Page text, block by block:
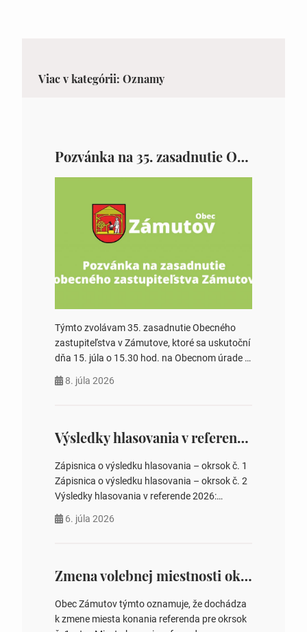
Viac v kategórii: Oznamy
Pozvánka na 35. zasadnutie OZ v Zámutove
Týmto zvolávam 35. zasadnutie Obecného
zastupiteľstva v Zámutove, ktoré sa uskutoční
dňa 15. júla o 15.30 hod. na Obecnom úrade v
Zámutove PROGRAM: 1. Schválenie programu
rokovania 2. Schválenie návrhovej komisie a
zastupiteľstiev, počtu poslancov obecných
zastupiteľstiev v nich 4. Schválenie odpredaja
obecného pozemku –…
8. júla 2026
Výsledky hlasovania v referende 2026
Zápisnica o výsledku hlasovania – okrsok č. 1
Zápisnica o výsledku hlasovania – okrsok č. 2
Výsledky hlasovania v referende 2026:
https://www.volbysr.sk/…ferende.html Účasť
na hlasovaní https://www.volbysr.sk/…
6. júla 2026
Zmena volebnej miestnosti okrsok č. 1
Obec Zámutov týmto oznamuje, že dochádza
k zmene miesta konania referenda pre okrsok